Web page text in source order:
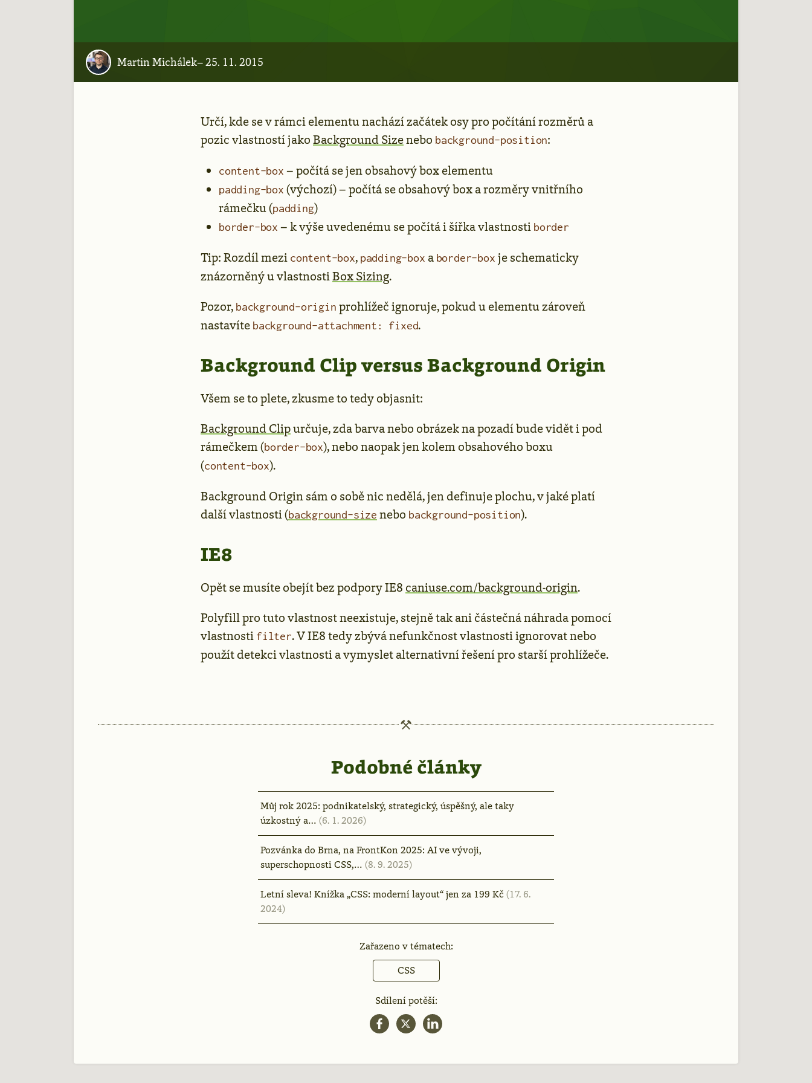
Martin Michálek–25. 11. 2015
Určí, kde se v rámci elementu nachází začátek osy pro počítání rozměrů a
pozic vlastností jakoBackground Sizenebo background-position:
content-box – počítá se jen obsahový box elementu
padding-box (výchozí) – počítá se obsahový box a rozměry vnitřního
rámečku (padding)
border-box – k výše uvedenému se počítá i šířka vlastnosti border
Tip: Rozdíl mezi content-box, padding-box a border-box je schematicky
znázorněný u vlastnostiBox Sizing.
Pozor, background-origin prohlížeč ignoruje, pokud u elementu zároveň
nastavíte background-attachment: fixed.
Background Clip versus Background Origin
Všem se to plete, zkusme to tedy objasnit:
Background Clipurčuje, zda barva nebo obrázek na pozadí bude vidět i pod
rámečkem (border-box), nebo naopak jen kolem obsahového boxu
(content-box).
Background Origin sám o sobě nic nedělá, jen definuje plochu, v jaké platí
další vlastnosti (background-size nebo background-position).
IE8
Opět se musíte obejít bez podpory IE8 caniuse.com/background-origin.
Polyfill pro tuto vlastnost neexistuje, stejně tak ani částečná náhrada pomocí
vlastnosti filter. V IE8 tedy zbývá nefunkčnost vlastnosti ignorovat nebo
použít detekci vlastnosti a vymyslet alternativní řešení pro starší prohlížeče.
Podobné články
Můj rok 2025: podnikatelský, strategický, úspěšný, ale taky
úzkostný a… (6. 1. 2026)
Pozvánka do Brna, na FrontKon 2025: AI ve vývoji,
superschopnosti CSS,… (8. 9. 2025)
Letní sleva! Knížka „CSS: moderní layout“ jen za 199 Kč (17. 6.
2024)
Zařazeno v tématech:
CSS
Sdílení potěší: